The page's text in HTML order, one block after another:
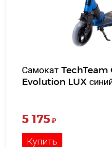
Самокат
Evolution LUX
5 175₽
Купить